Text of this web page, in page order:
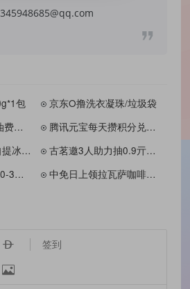
包
京东O撸洗衣凝珠/垃圾袋
同程周三领机票燃油费全免券
腾讯元宝每天攒积分兑话费券
京东补贴0.5-2.99自提冰杯/蜜雪等
古茗邀3人助力抽0.9亓咖啡券
微信摇一摇抽京东10-3亓全品券
中免日上领拉瓦萨咖啡免单券
 签到
